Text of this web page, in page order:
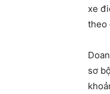
xe
theo
sơ